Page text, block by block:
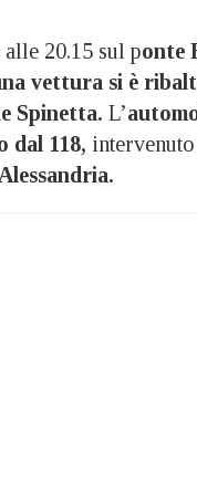
20.15 sul ponte
vettura si è
Spinetta. L’
dal 118,